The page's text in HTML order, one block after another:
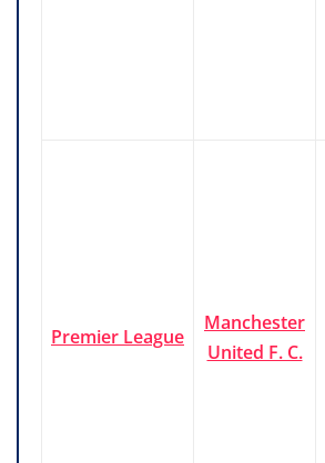
Premier League
Manchester
United F. C.